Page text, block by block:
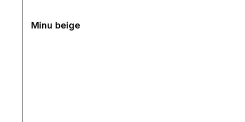
Minu beige